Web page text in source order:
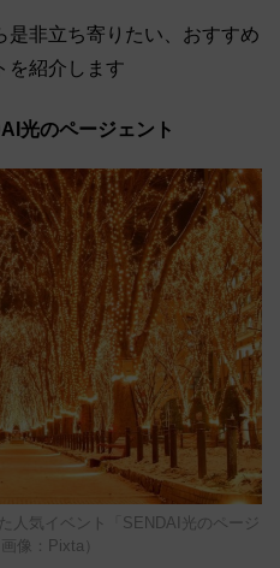
非立ち寄りたい、おすすめ
を紹介します
光のページェント
人気イベント「SENDAI光のページ
像：Pixta）